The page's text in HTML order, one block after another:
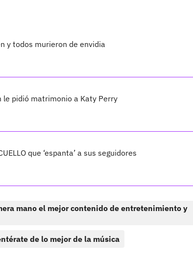
y todos murieron de envidia
le pidió matrimonio a Katy Perry
que ‘espanta’ a sus seguidores
mano el mejor contenido de entretenimiento y
de lo mejor de la música